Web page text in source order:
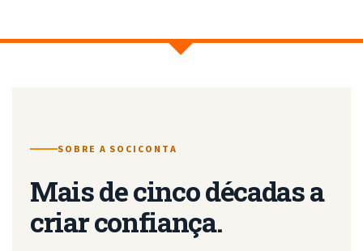
SOBRE A SOCICONTA
Mais de cinco décadas a
criar confiança.